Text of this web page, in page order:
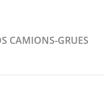
CAMIONS-GRUES